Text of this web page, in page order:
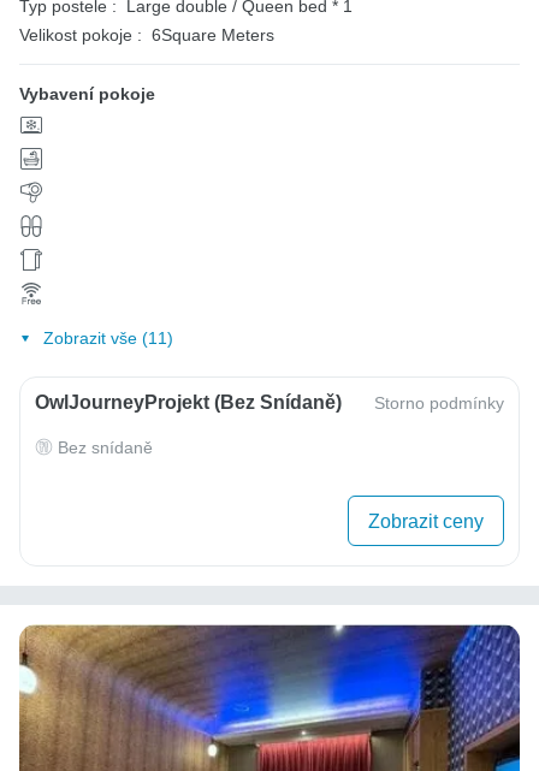
Typ postele :
Large double / Queen bed * 1
Velikost pokoje : 6Square Meters
Vybavení pokoje
Zobrazit vše (11)
OwlJourneyProjekt (bez Snídaně) Storno podmínky
Bez snídaně
Zobrazit ceny